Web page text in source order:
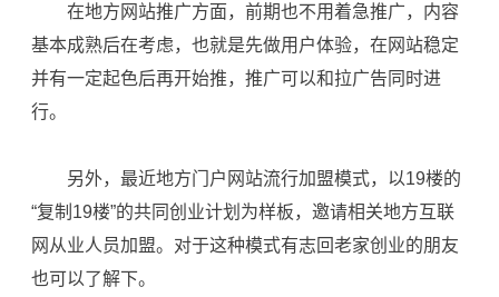
在地方网站推广方面，前期也不用着急推广，内容
基本成熟后在考虑，也就是先做用户体验，在网站稳定
并有一定起色后再开始推，推广可以和拉广告同时进
行。
另外，最近地方门户网站流行加盟模式，以19楼的
“复制19楼”的共同创业计划为样板，邀请相关地方互联
网从业人员加盟。对于这种模式有志回老家创业的朋友
也可以了解下。